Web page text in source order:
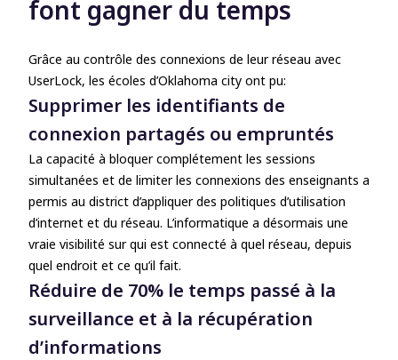
font gagner du temps
Grâce au contrôle des connexions de leur réseau avec
UserLock, les écoles d’Oklahoma city ont pu:
Supprimer les identifiants de
connexion partagés ou empruntés
La capacité à bloquer complétement les sessions
simultanées et de limiter les connexions des enseignants a
permis au district d’appliquer des politiques d’utilisation
d’internet et du réseau. L’informatique a désormais une
vraie visibilité sur qui est connecté à quel réseau, depuis
quel endroit et ce qu’il fait.
Réduire de 70% le temps passé à la
surveillance et à la récupération
d’informations